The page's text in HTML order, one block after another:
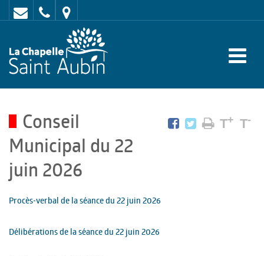
Contact
02
47
62
:
rue
de
72
LA
CHAPELLE
Conseil
Municipal du 22
juin 2026
T+ T-
Procès-verbal de la séance du 22 juin 2026
Délibérations de la séance du 22 juin 2026